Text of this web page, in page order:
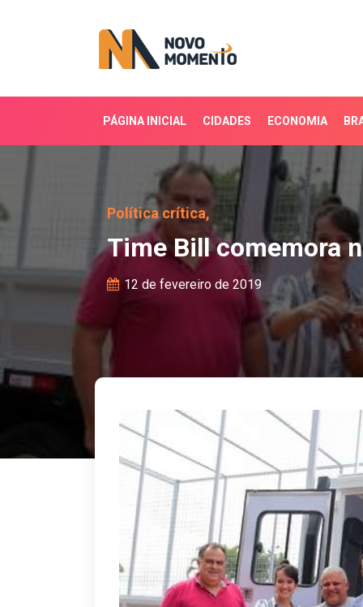
PÁGINA INICIAL CIDADES ECONOMIA
Time Bill comemora
Política crítica,
Time Bill comemora
12 de fevereiro de 2019